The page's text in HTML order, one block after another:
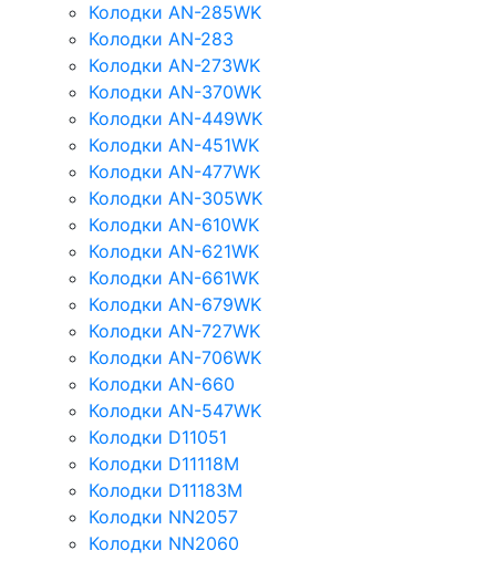
Колодки AN-285WK
Колодки AN-283
Колодки AN-273WK
Колодки AN-370WK
Колодки AN-449WK
Колодки AN-451WK
Колодки AN-477WK
Колодки AN-305WK
Колодки AN-610WK
Колодки AN-621WK
Колодки AN-661WK
Колодки AN-679WK
Колодки AN-727WK
Колодки AN-706WK
Колодки AN-660
Колодки AN-547WK
Колодки D11051
Колодки D11118M
Колодки D11183M
Колодки NN2057
Колодки NN2060